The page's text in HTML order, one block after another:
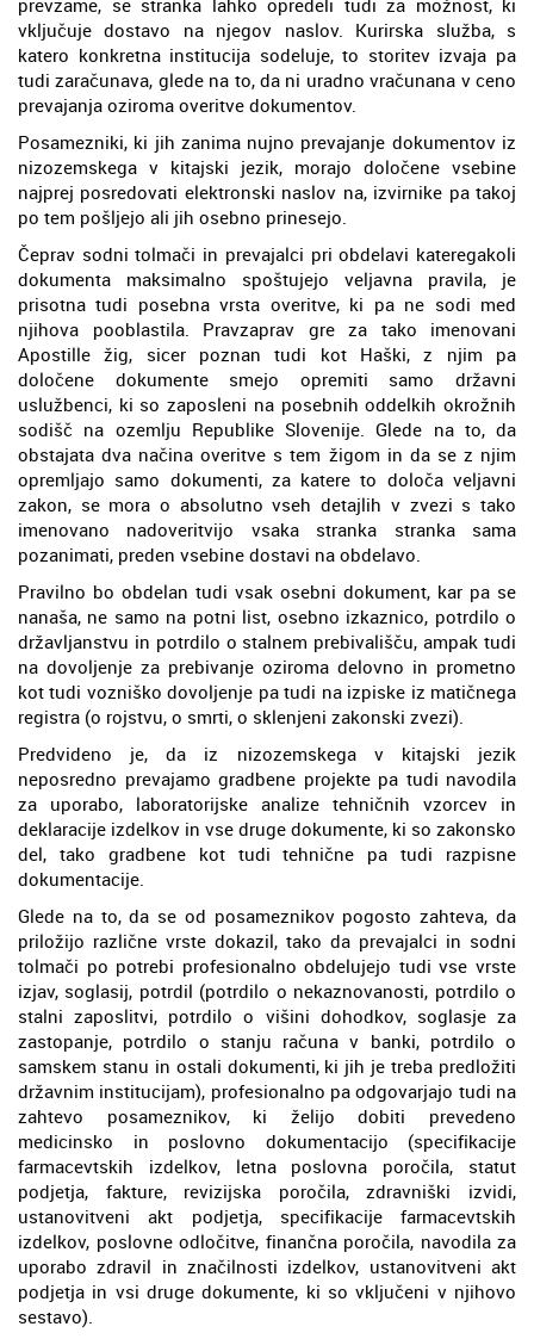
vključuje dostavo na njegov naslov. Kurirska služba, s
katero konkretna institucija sodeluje, to storitev izvaja pa
tudi zaračunava, glede na to, da ni uradno vračunana v ceno
prevajanja oziroma overitve dokumentov.
Posamezniki, ki jih zanima nujno prevajanje dokumentov iz
nizozemskega v kitajski jezik, morajo določene vsebine
najprej posredovati elektronski naslov na, izvirnike pa takoj
po tem pošljejo ali jih osebno prinesejo.
Čeprav sodni tolmači in prevajalci pri obdelavi kateregakoli
dokumenta maksimalno spoštujejo veljavna pravila, je
prisotna tudi posebna vrsta overitve, ki pa ne sodi med
njihova pooblastila. Pravzaprav gre za tako imenovani
Apostille žig, sicer poznan tudi kot Haški, z njim pa
določene dokumente smejo opremiti samo državni
uslužbenci, ki so zaposleni na posebnih oddelkih okrožnih
sodišč na ozemlju Republike Slovenije. Glede na to, da
obstajata dva načina overitve s tem žigom in da se z njim
opremljajo samo dokumenti, za katere to določa veljavni
zakon, se mora o absolutno vseh detajlih v zvezi s tako
imenovano nadoveritvijo vsaka stranka stranka sama
pozanimati, preden vsebine dostavi na obdelavo.
Pravilno bo obdelan tudi vsak osebni dokument, kar pa se
nanaša, ne samo na potni list, osebno izkaznico, potrdilo o
državljanstvu in potrdilo o stalnem prebivališču, ampak tudi
na dovoljenje za prebivanje oziroma delovno in prometno
kot tudi vozniško dovoljenje pa tudi na izpiske iz matičnega
registra (o rojstvu, o smrti, o sklenjeni zakonski zvezi).
Predvideno je, da iz nizozemskega v kitajski jezik
neposredno prevajamo gradbene projekte pa tudi navodila
za uporabo, laboratorijske analize tehničnih vzorcev in
deklaracije izdelkov in vse druge dokumente, ki so zakonsko
del, tako gradbene kot tudi tehnične pa tudi razpisne
dokumentacije.
Glede na to, da se od posameznikov pogosto zahteva, da
priložijo različne vrste dokazil, tako da prevajalci in sodni
tolmači po potrebi profesionalno obdelujejo tudi vse vrste
izjav, soglasij, potrdil (potrdilo o nekaznovanosti, potrdilo o
stalni zaposlitvi, potrdilo o višini dohodkov, soglasje za
zastopanje, potrdilo o stanju računa v banki, potrdilo o
samskem stanu in ostali dokumenti, ki jih je treba predložiti
državnim institucijam), profesionalno pa odgovarjajo tudi na
zahtevo posameznikov, ki želijo dobiti prevedeno
medicinsko in poslovno dokumentacijo (specifikacije
farmacevtskih izdelkov, letna poslovna poročila, statut
podjetja, fakture, revizijska poročila, zdravniški izvidi,
ustanovitveni akt podjetja, specifikacije farmacevtskih
izdelkov, poslovne odločitve, finančna poročila, navodila za
uporabo zdravil in značilnosti izdelkov, ustanovitveni akt
podjetja in vsi druge dokumente, ki so vključeni v njihovo
sestavo).